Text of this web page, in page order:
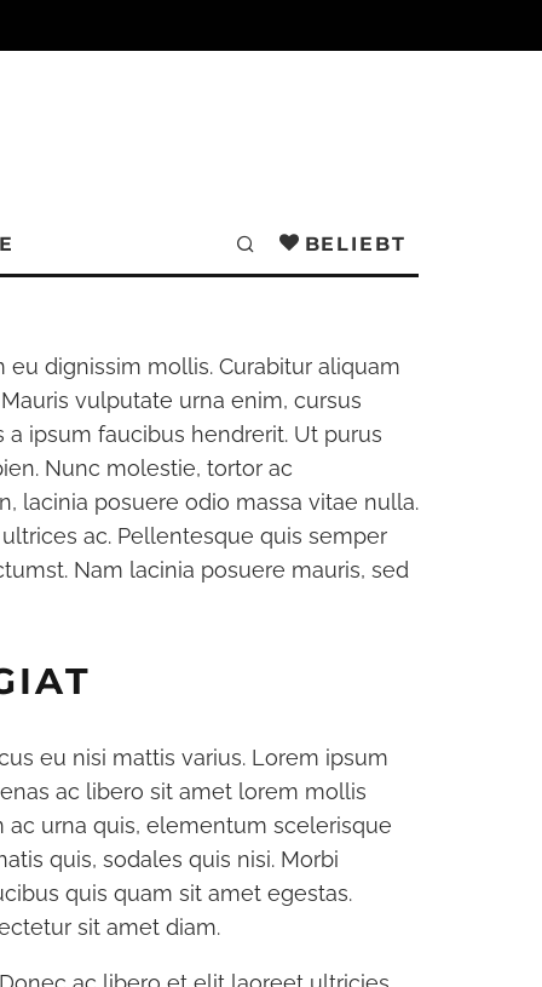
BELIEBT
dignissim mollis. Curabitur aliquam
vulputate urna enim, cursus
ipsum faucibus hendrerit. Ut purus
Nunc molestie, tortor ac
lacinia posuere odio massa vitae nulla.
ac. Pellentesque quis semper
Nam lacinia posuere mauris, sed
eu nisi mattis varius. Lorem ipsum
ac libero sit amet lorem mollis
urna quis, elementum scelerisque
quis, sodales quis nisi. Morbi
quis quam sit amet egestas.
sit amet diam.